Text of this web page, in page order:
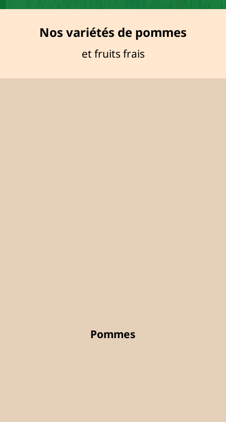
Nos variétés de pommes
et fruits frais
Pommes